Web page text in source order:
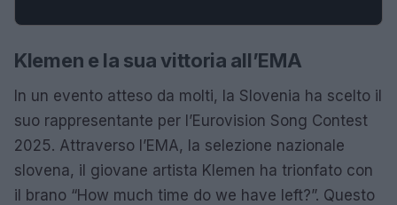
Klemen e la sua vittoria all’EMA
In un evento atteso da molti, la Slovenia ha scelto il
suo rappresentante per l’Eurovision Song Contest
2025. Attraverso l’EMA, la selezione nazionale
slovena, il giovane artista Klemen ha trionfato con
il brano “How much time do we have left?”. Questo